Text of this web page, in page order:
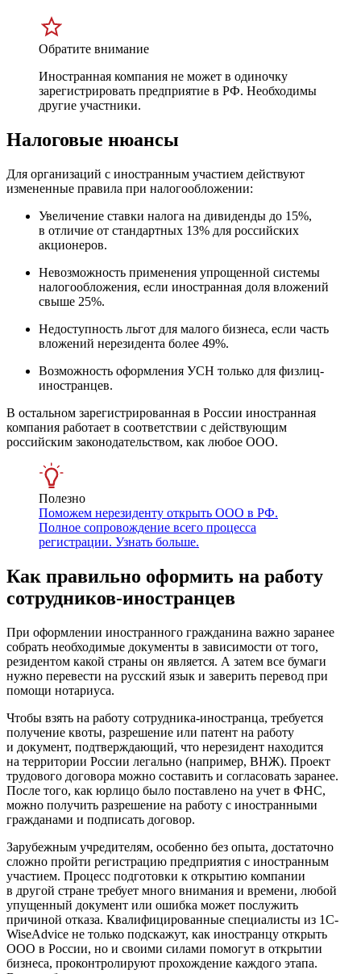
Обратите внимание
Иностранная компания не может в одиночку
зарегистрировать предприятие в РФ. Необходимы
другие участники.
Налоговые нюансы
Для организаций с иностранным участием действуют
измененные правила при налогообложении:
Увеличение ставки налога на дивиденды до 15%,
в отличие от стандартных 13% для российских
акционеров.
Невозможность применения упрощенной системы
налогообложения, если иностранная доля вложений
свыше 25%.
Недоступность льгот для малого бизнеса, если часть
вложений нерезидента более 49%.
Возможность оформления УСН только для физлиц-
иностранцев.
В остальном зарегистрированная в России иностранная
компания работает в соответствии с действующим
российским законодательством, как любое ООО.
Полезно
Поможем нерезиденту открыть ООО в РФ.
Полное сопровождение всего процесса
регистрации. Узнать больше.
Как правильно оформить на работу
сотрудников-иностранцев
При оформлении иностранного гражданина важно заранее
собрать необходимые документы в зависимости от того,
резидентом какой страны он является. А затем все бумаги
нужно перевести на русский язык и заверить перевод при
помощи нотариуса.
Чтобы взять на работу сотрудника-иностранца, требуется
получение квоты, разрешение или патент на работу
и документ, подтверждающий, что нерезидент находится
на территории России легально (например, ВНЖ). Проект
трудового договора можно составить и согласовать заранее.
После того, как юрлицо было поставлено на учет в ФНС,
можно получить разрешение на работу с иностранными
гражданами и подписать договор.
Зарубежным учредителям, особенно без опыта, достаточно
сложно пройти регистрацию предприятия с иностранным
участием. Процесс подготовки к открытию компании
в другой стране требует много внимания и времени, любой
упущенный документ или ошибка может послужить
причиной отказа. Квалифицированные специалисты из 1C-
WiseAdvice не только подскажут, как иностранцу открыть
ООО в России, но и своими силами помогут в открытии
бизнеса, проконтролируют прохождение каждого этапа.